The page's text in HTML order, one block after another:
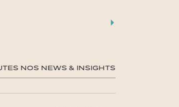
nos News & insights